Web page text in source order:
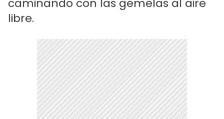
caminando con las gemelas al aire
libre.